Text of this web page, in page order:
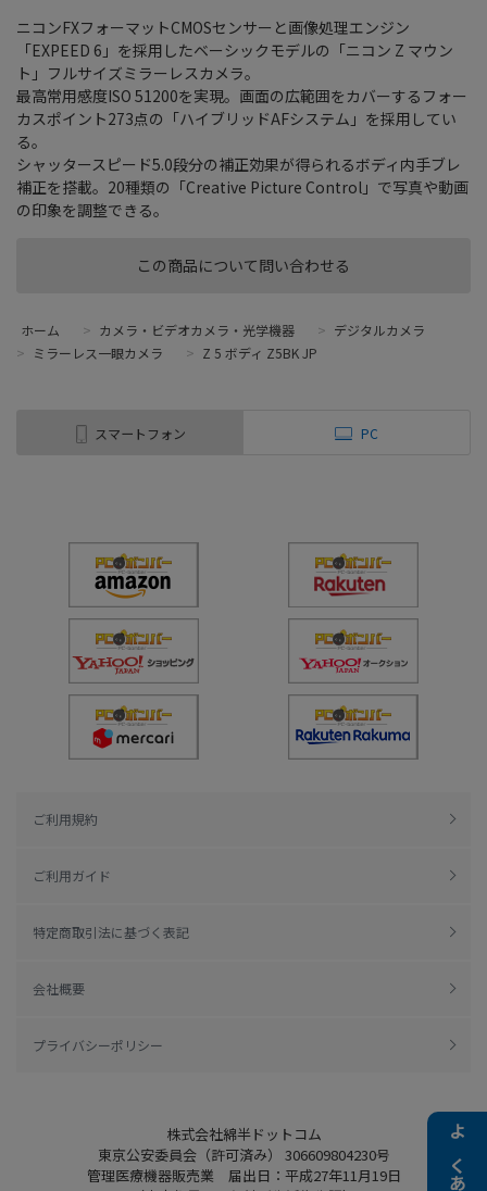
この商品について問い合わせる
ニコンFXフォーマットCMOSセンサーと画像処理エンジン
「EXPEED 6」を採用したベーシックモデルの「ニコン Z マウン
ト」フルサイズミラーレスカメラ。
最高常用感度ISO 51200を実現。画面の広範囲をカバーするフォー
カスポイント273点の「ハイブリッドAFシステム」を採用してい
る。
シャッタースピード5.0段分の補正効果が得られるボディ内手ブレ
補正を搭載。20種類の「Creative Picture Control」で写真や動画
の印象を調整できる。
ホーム > カメラ・ビデオカメラ・光学機器 > デジタルカメラ
> ミラーレス一眼カメラ > Z 5 ボディ Z5BK JP
スマートフォン PC
ご利用規約
ご利用ガイド
特定商取引法に基づく表記
会社概要
プライバシーポリシー
株式会社綿半ドットコム
東京公安委員会（許可済み） 306609804230号
管理医療機器販売業 届出日：平成27年11月19日